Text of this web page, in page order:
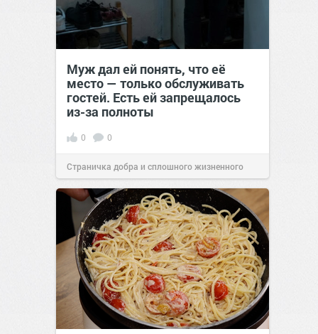
Муж дал ей понять, что её
место — только обслуживать
гостей. Есть ей запрещалось
из-за полноты
0 0
Страничка добра и сплошного жизненного
позитива!00:2807 авг 2026